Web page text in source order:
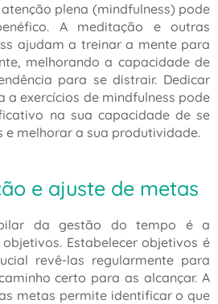
plena (mindfulness) pode
A meditação e outras
ajudam a treinar a mente para
melhorando a capacidade de
para se distrair. Dedicar
a exercícios de mindfulness pode
na sua capacidade de se
e melhorar a sua produtividade.
e ajuste de metas
da gestão do tempo é a
Estabelecer objetivos é
revê-las regularmente para
certo para as alcançar. A
metas permite identificar o que